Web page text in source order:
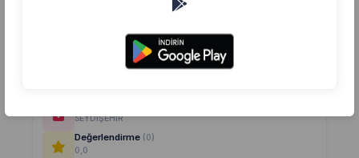
SEYDİŞEHİR
Değerlendirme (0)
0,0